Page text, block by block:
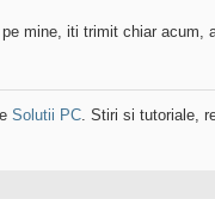
mine, iti trimit chiar acum,
Solutii PC. Stiri si tutoriale,